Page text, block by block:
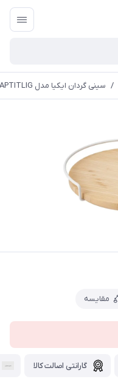
/ سینی گردان ایکیا مدل APTITLIG
مقایسه
گارانتی اصالت کالا